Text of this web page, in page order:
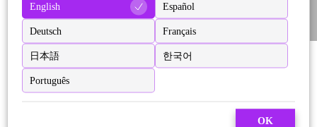
English Español
Deutsch Français
日本語 한국어
Português
OK